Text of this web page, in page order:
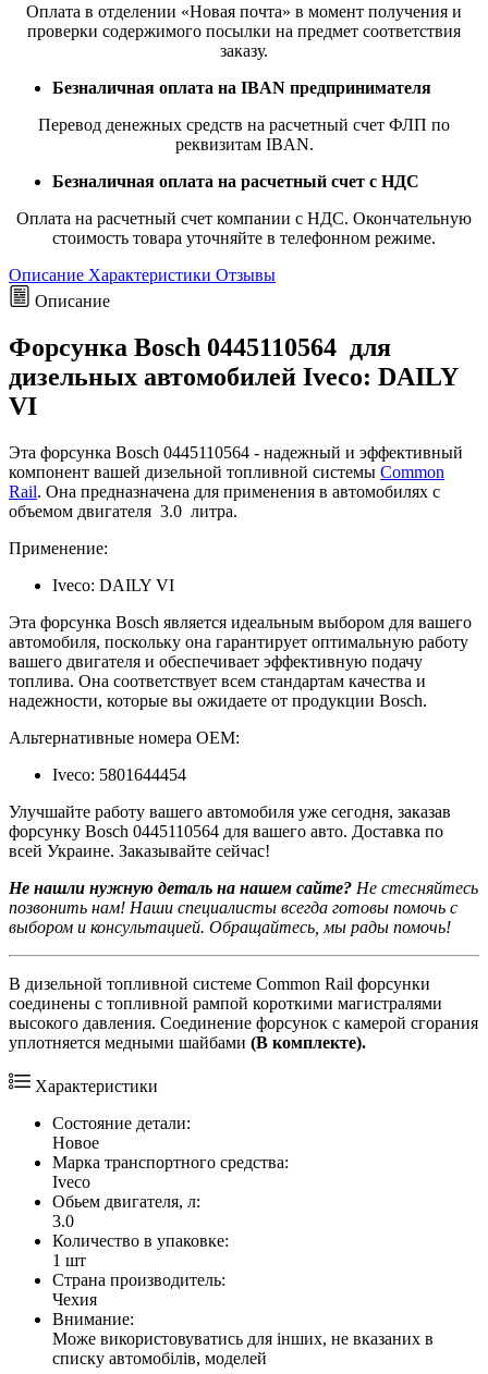
Оплата в отделении «Новая почта» в момент получения и
проверки содержимого посылки на предмет соответствия
заказу.
Безналичная оплата на IBAN предпринимателя
Перевод денежных средств на расчетный счет ФЛП по
реквизитам IBAN.
Безналичная оплата на расчетный счет с НДС
Оплата на расчетный счет компании с НДС. Окончательную
стоимость товара уточняйте в телефонном режиме.
Описание Характеристики Отзывы
Описание
Форсунка Bosch 0445110564 для
дизельных автомобилей Iveco: DAILY
VI
Эта форсунка Bosch 0445110564 - надежный и эффективный
компонент вашей дизельной топливной системы Common
Rail. Она предназначена для применения в автомобилях с
объемом двигателя 3.0 литра.
Применение:
Iveco: DAILY VI
Эта форсунка Bosch является идеальным выбором для вашего
автомобиля, поскольку она гарантирует оптимальную работу
вашего двигателя и обеспечивает эффективную подачу
топлива. Она соответствует всем стандартам качества и
надежности, которые вы ожидаете от продукции Bosch.
Альтернативные номера OEM:
Iveco: 5801644454
Улучшайте работу вашего автомобиля уже сегодня, заказав
форсунку Bosch 0445110564 для вашего авто. Доставка по
всей Украине. Заказывайте сейчас!
Не нашли нужную деталь на нашем сайте? Не стесняйтесь
позвонить нам! Наши специалисты всегда готовы помочь с
выбором и консультацией. Обращайтесь, мы рады помочь!
В дизельной топливной системе Common Rail форсунки
соединены с топливной рампой короткими магистралями
высокого давления. Соединение форсунок с камерой сгорания
уплотняется медными шайбами (В комплекте).
Характеристики
Состояние детали:
Новое
Марка транспортного средства:
Iveco
Обьем двигателя, л:
3.0
Количество в упаковке:
1 шт
Страна производитель:
Чехия
Внимание:
Може використовуватись для інших, не вказаних в
списку автомобілів, моделей